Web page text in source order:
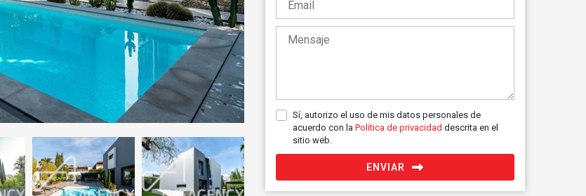
Sí, autorizo el uso de mis datos personales de
acuerdo con la Política de privacidad descrita en el
sitio web.
ENVIAR